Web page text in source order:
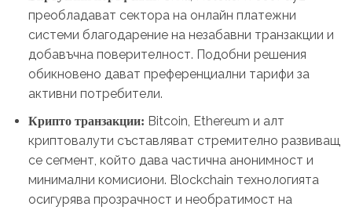
преобладават сектора на онлайн платежни
системи благодарение на незабавни транзакции и
добавъчна поверителност. Подобни решения
обикновено дават преференциални тарифи за
активни потребители.
Крипто транзакции: Bitcoin, Ethereum и алт
криптовалути съставляват стремително развиващ
се сегмент, който дава частична анонимност и
минимални комисиони. Blockchain технологията
осигурява прозрачност и необратимост на